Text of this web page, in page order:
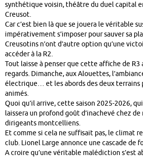
synthétique voisin, théâtre du duel capital
Creusot.
Car c’est bien là que se jouera le véritable
impérativement s’imposer pour sauver sa
Creusotins n’ont d’autre option qu’une
accéder à la R2.
Tout laisse à penser que cette affiche de
regards. Dimanche, aux Alouettes,
électrique… et les abords des deux
animés.
Quoi qu’il arrive, cette saison 2025-2026,
laissera un profond goût d’inachevé chez
dirigeants montcelliens.
Et comme si cela ne suffisait pas, le climat
club. Lionel Large annonce une cascade de
A croire qu’une véritable malédiction s’est